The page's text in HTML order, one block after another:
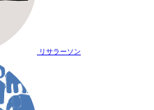
リサラーソン